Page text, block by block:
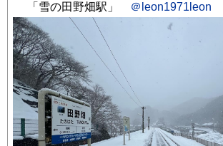
「雪の田野畑駅」 ＠leon1971leon